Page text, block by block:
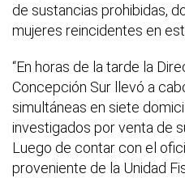
de sustancias prohibidas,
mujeres reincidentes en
“En horas de la tarde la
Concepción Sur llevó a
simultáneas en siete
investigados por venta de
Luego de contar con el
proveniente de la Unidad